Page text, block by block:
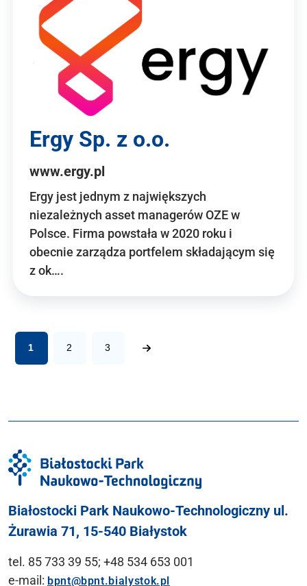
Ergy Sp. z o.o.
www.ergy.pl
Ergy jest jednym z największych
niezależnych asset managerów OZE w
Polsce. Firma powstała w 2020 roku i
obecnie zarządza portfelem składającym się
z ok….
1 2 3
Białostocki Park Naukowo-Technologiczny ul.
Żurawia 71, 15-540 Białystok
tel. 85 733 39 55; +48 534 653 001
e-mail: bpnt@bpnt.bialystok.pl